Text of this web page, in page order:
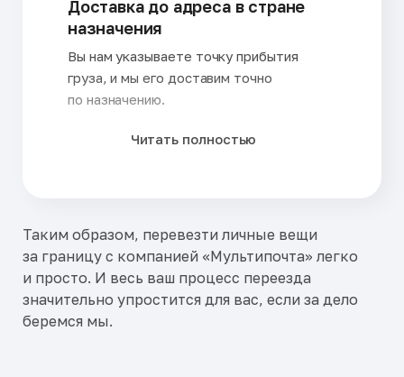
Доставка до адреса в стране
назначения
Вы нам указываете точку прибытия
груза, и мы его доставим точно
по назначению.
Читать полностью
Таким образом, перевезти личные вещи
за границу с компанией «Мультипочта» легко
и просто. И весь ваш процесс переезда
значительно упростится для вас, если за дело
беремся мы.